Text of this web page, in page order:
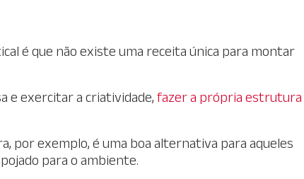
é que não existe uma receita única para montar
e exercitar a criatividade, fazer a própria estrutura
por exemplo, é uma boa alternativa para aqueles
para o ambiente.